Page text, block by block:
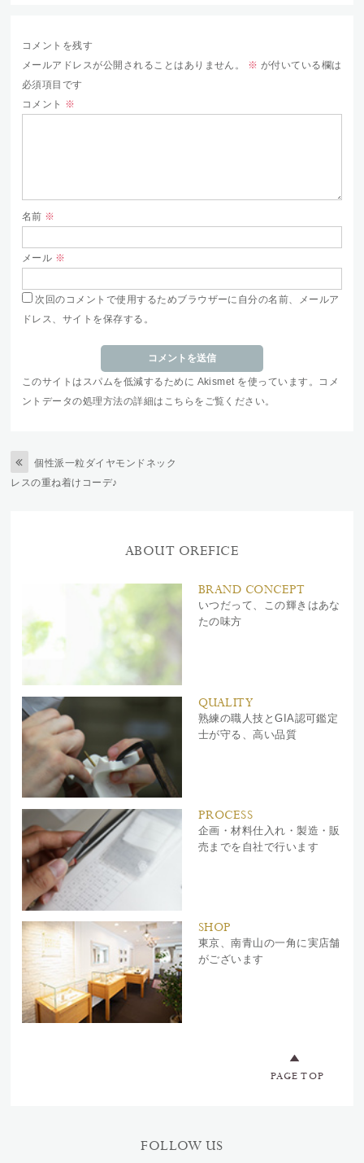
コメントを残す
メールアドレスが公開されることはありません。
※ が付いている欄は
必須項目です
コメント ※
名前 ※
メール ※
次回のコメントで使用するためブラウザーに自分の名前、メールア
ドレス、サイトを保存する。
このサイトはスパムを低減するために Akismet を使っています。
コメ
ントデータの処理方法の詳細はこちらをご覧ください。
個性派一粒ダイヤモンドネック
レスの重ね着けコーデ♪
ABOUT OREFICE
BRAND CONCEPT
いつだって、この輝きはあな
たの味方
QUALITY
熟練の職人技とGIA認可鑑定
士が守る、高い品質
PROCESS
企画・材料仕入れ・製造・販
売までを自社で行います
SHOP
東京、南青山の一角に実店舗
がございます
PAGE TOP
FOLLOW US